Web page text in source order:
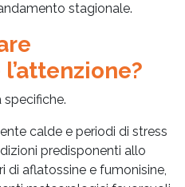
stagionale.
specifiche.
calde e periodi di stress
predisponenti allo
aflatossine e fumonisine,